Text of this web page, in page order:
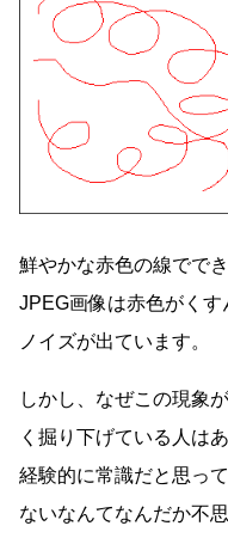
鮮やかな赤色の線でで
JPEG画像は赤色がく
ノイズが出ています。
しかし、なぜこの現象
く掘り下げている人は
経験的に常識だと思っ
ないなんてなんだか不